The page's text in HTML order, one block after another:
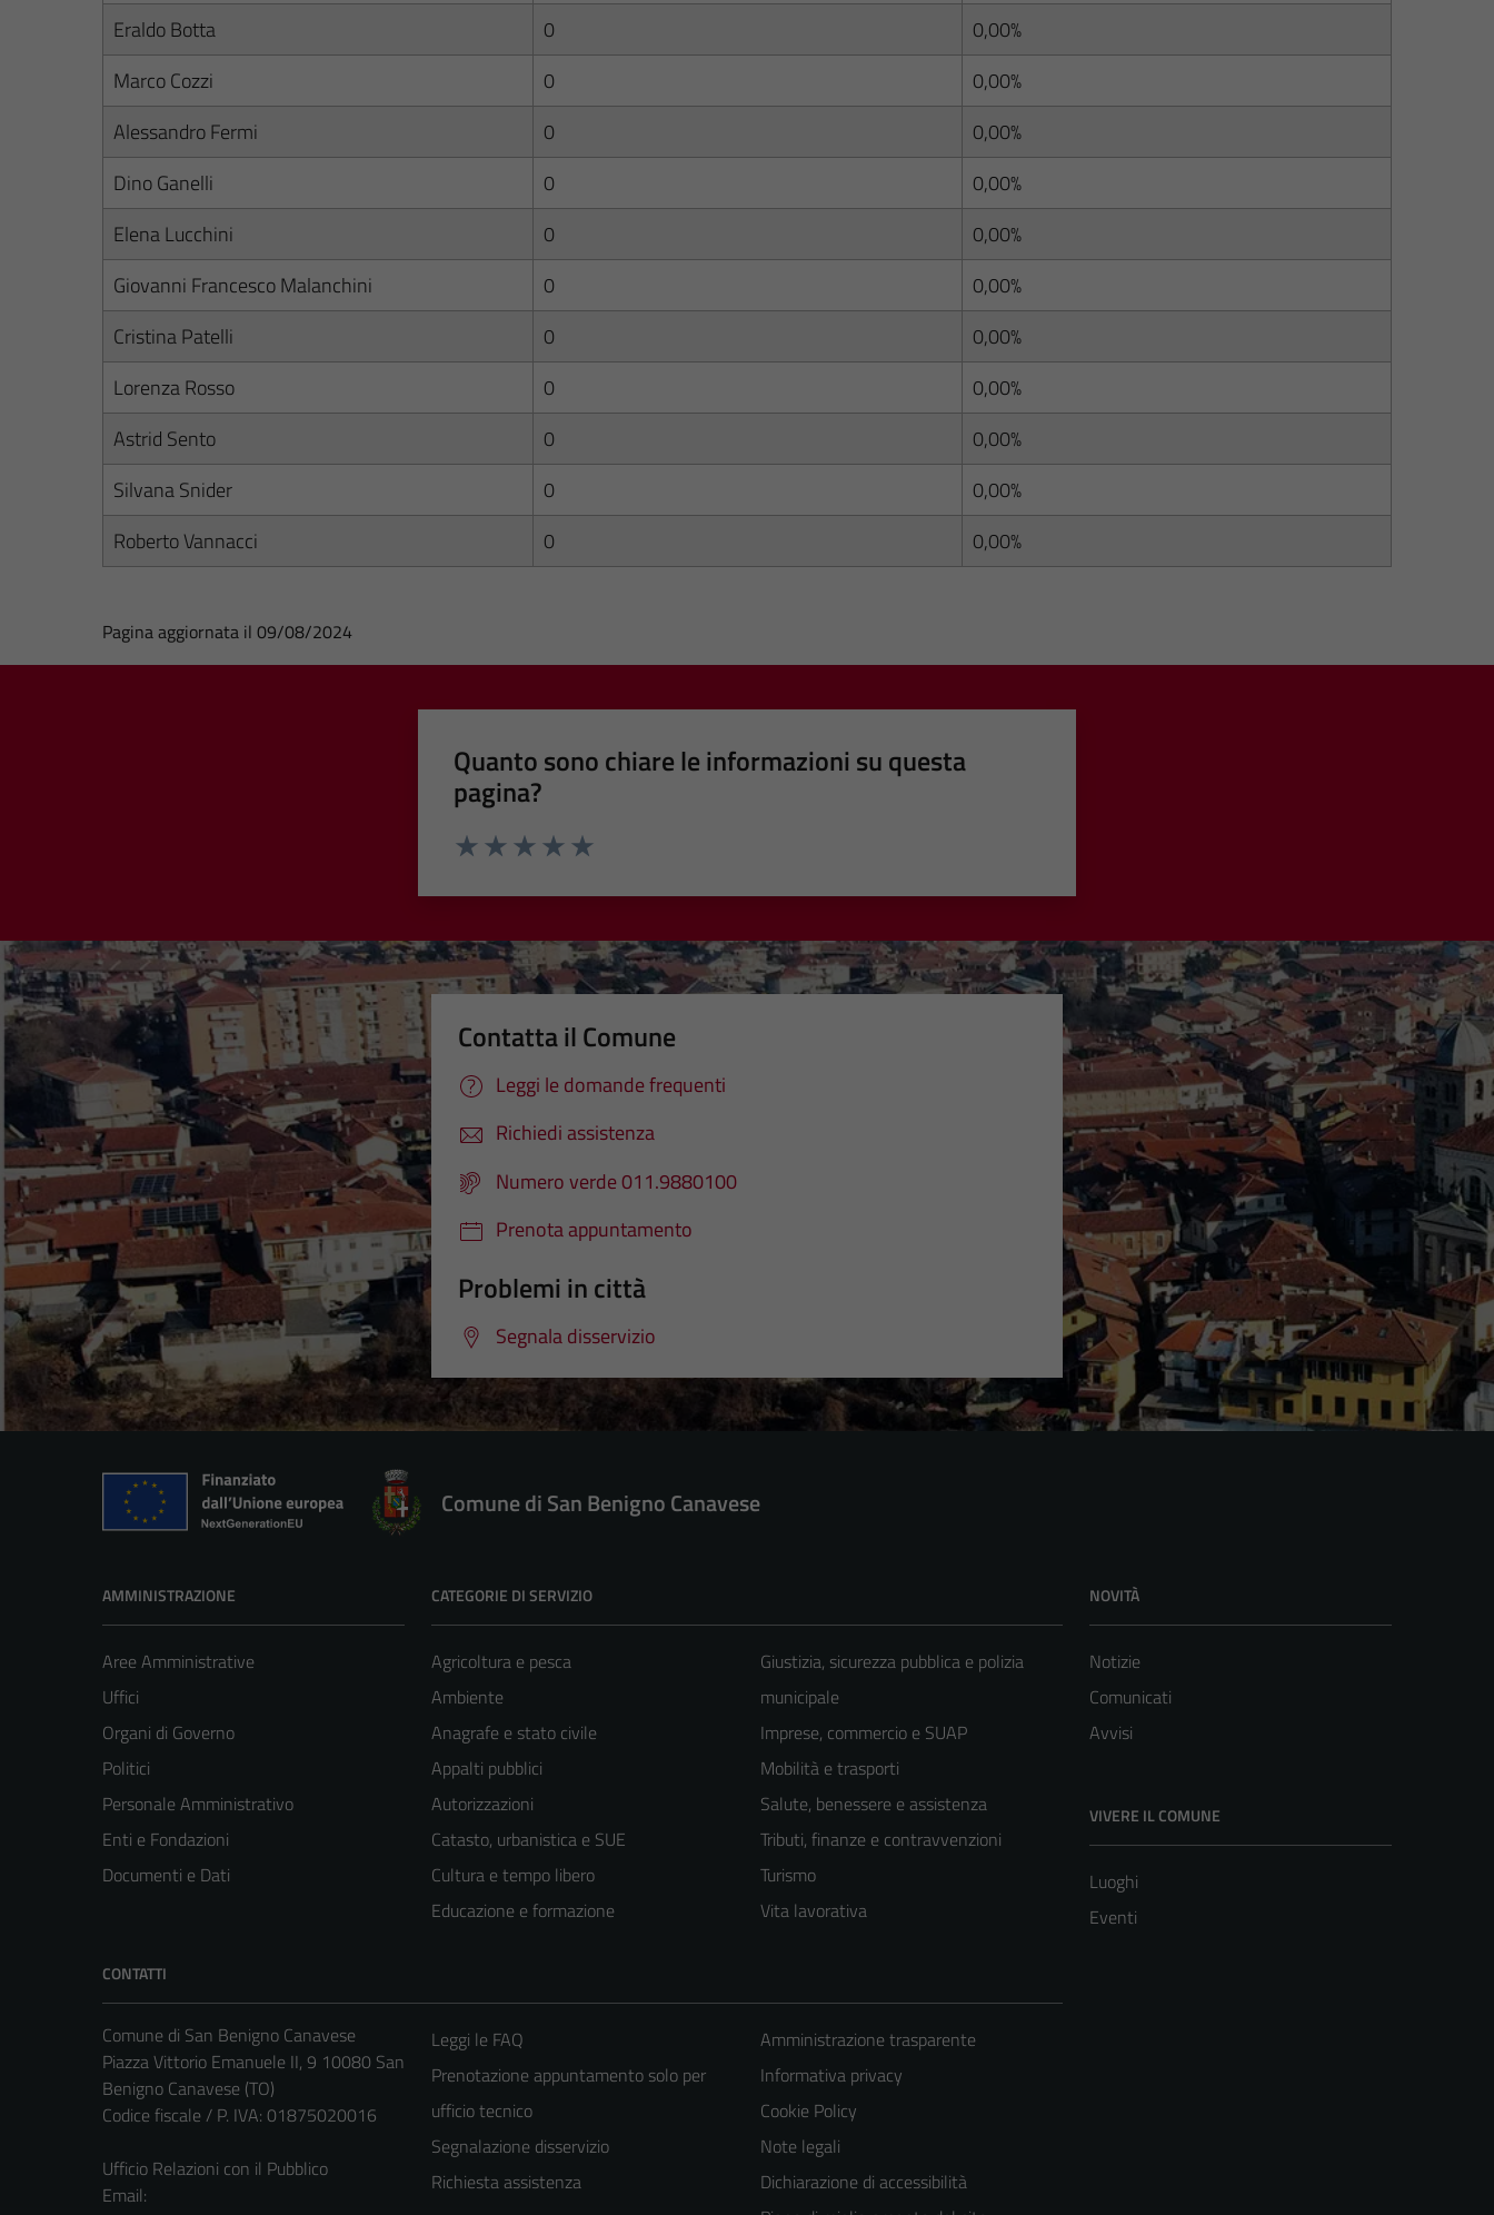
Eraldo Botta
0
0,00%
Marco Cozzi
0
0,00%
Alessandro Fermi
0
0,00%
Dino Ganelli
0
0,00%
Elena Lucchini
0
0,00%
Giovanni Francesco Malanchini
0
0,00%
Cristina Patelli
0
0,00%
Lorenza Rosso
0
0,00%
Astrid Sento
0
0,00%
Silvana Snider
0
0,00%
Roberto Vannacci
0 0,00%
Pagina aggiornata il 09/08/2024
Quanto sono chiare le informazioni su questa
pagina?
Contatta il Comune
Leggi le domande frequenti
Richiedi assistenza
Numero verde 011.9880100
Prenota appuntamento
Problemi in città
Segnala disservizio
Comune di San Benigno Canavese
AMMINISTRAZIONE
Aree Amministrative
Uffici
Organi di Governo
Politici
Personale Amministrativo
Enti e Fondazioni
Documenti e Dati
CATEGORIE DI SERVIZIO
Agricoltura e pesca
Ambiente
Anagrafe e stato civile
Appalti pubblici
Autorizzazioni
Catasto, urbanistica e SUE
Cultura e tempo libero
Educazione e formazione
Giustizia, sicurezza pubblica e polizia
municipale
Imprese, commercio e SUAP
Mobilità e trasporti
Salute, benessere e assistenza
Tributi, finanze e contravvenzioni
Turismo
Vita lavorativa
NOVITÀ
Notizie
Comunicati
Avvisi
VIVERE IL COMUNE
Luoghi
Eventi
CONTATTI
Comune di San Benigno Canavese
Piazza Vittorio Emanuele II, 9 10080 San
Benigno Canavese (TO)
Codice fiscale / P. IVA: 01875020016
Ufficio Relazioni con il Pubblico
Email:
Leggi le FAQ
Prenotazione appuntamento solo per
ufficio tecnico
Segnalazione disservizio
Richiesta assistenza
Amministrazione trasparente
Informativa privacy
Cookie Policy
Note legali
Dichiarazione di accessibilità